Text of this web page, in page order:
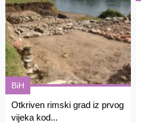
BiH
Otkriven rimski grad iz prvog
vijeka kod...